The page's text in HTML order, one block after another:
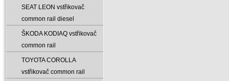
SEAT LEON vstřikovač
common rail diesel
ŠKODA KODIAQ vstřikovač
common rail
TOYOTA COROLLA
vstřikovač common rail